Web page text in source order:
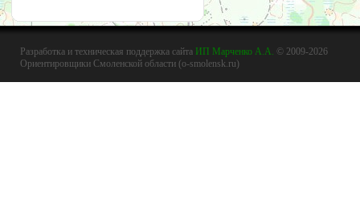
Разработка и техническая поддержка сайта ИП Марченко А.А. © 2009-2026
Ориентировщики Смоленской области (o-smolensk.ru)